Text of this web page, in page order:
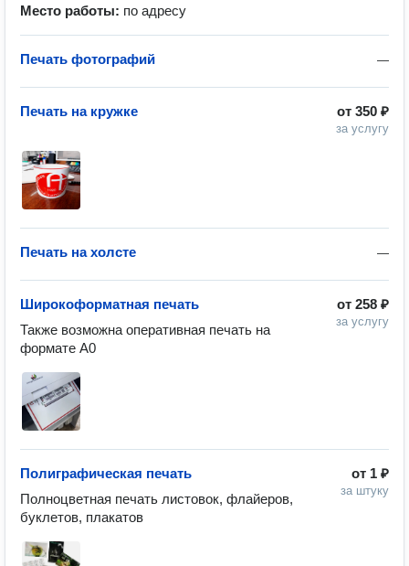
Место работы: по адресу
—
Печать фотографий
от 350 ₽
за услугу
Печать на кружке
—
Печать на холсте
от 258 ₽
за услугу
Широкоформатная печать
Также возможна оперативная печать на
формате А0
от 1 ₽
за штуку
Полиграфическая печать
Полноцветная печать листовок, флайеров,
буклетов, плакатов